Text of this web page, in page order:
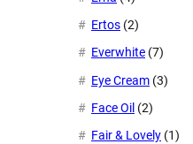
Ertos (2)
Everwhite (7)
Eye Cream (3)
Face Oil (2)
Fair & Lovely (1)